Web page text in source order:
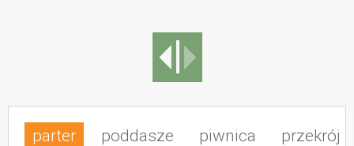
parter poddasze piwnica przekrój